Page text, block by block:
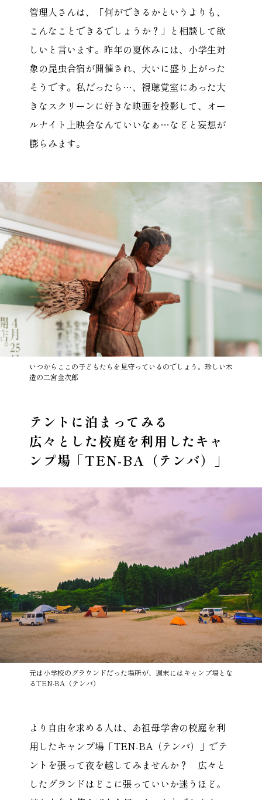
管理人さんは、「何ができるかというよりも、
こんなことできるでしょうか？」と相談して欲
しいと言います。昨年の夏休みには、小学生対
象の昆虫合宿が開催され、大いに盛り上がった
そうです。私だったら…、視聴覚室にあった大
きなスクリーンに好きな映画を投影して、オー
ルナイト上映会なんていいなぁ…などと妄想が
膨らみます。
いつからここの子どもたちを見守っているのでしょう。珍しい木
造の二宮金次郎
テントに泊まってみる
広々とした校庭を利用したキャ
ンプ場「TEN-BA（テンバ）」
元は小学校のグラウンドだった場所が、週末にはキャンプ場とな
るTEN-BA（テンバ）
より自由を求める人は、あ祖母学舎の校庭を利
用したキャンプ場「TEN-BA（テンバ）」でテ
ントを張って夜を越してみませんか？ 広々と
したグランドはどこに張っていいか迷うほど。